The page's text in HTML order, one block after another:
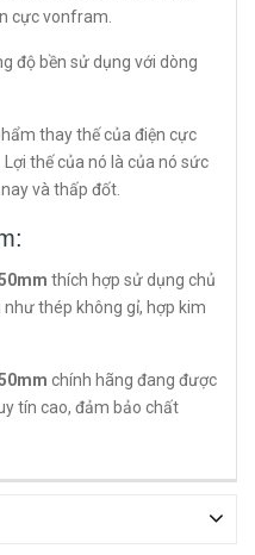
cực vonfram.
độ bền sử dụng với dòng
thay thế của điện cực
thế của nó là của nó sức
và thấp đốt.
thích hợp sử dụng chủ
thép không gỉ, hợp kim
chính hãng đang được
tín cao, đảm bảo chất